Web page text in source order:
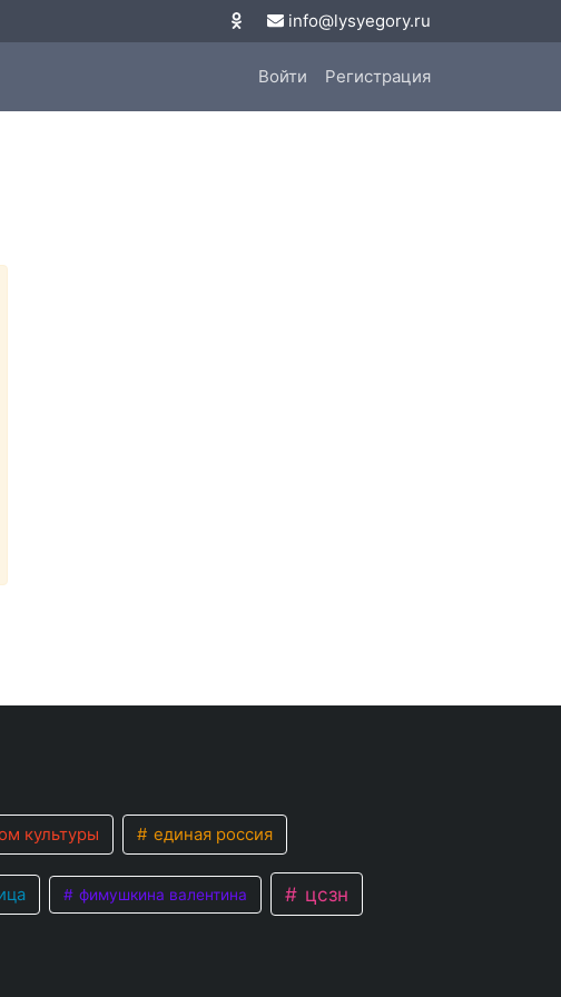
info@lysyegory.ru
Войти Регистрация
культуры единая россия
фимушкина валентина цсзн